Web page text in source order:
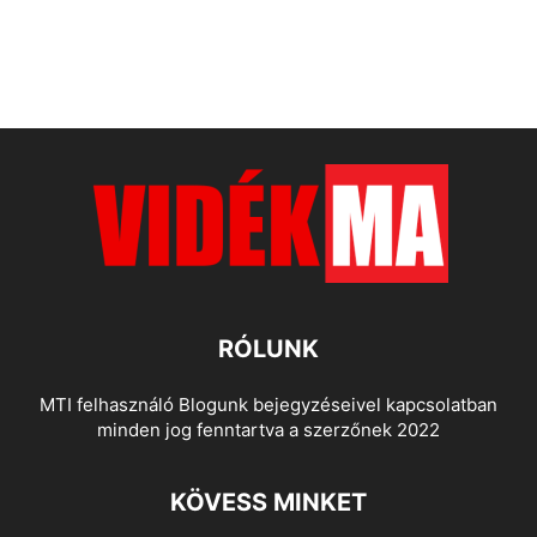
RÓLUNK
MTI felhasználó Blogunk bejegyzéseivel kapcsolatban
minden jog fenntartva a szerzőnek 2022
KÖVESS MINKET